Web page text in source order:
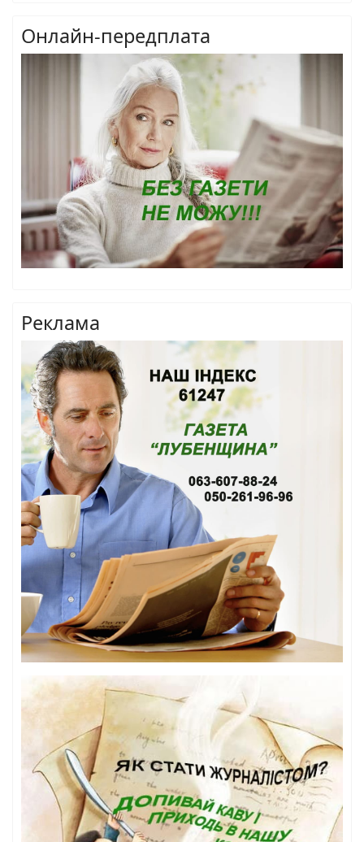
Онлайн-передплата
Реклама